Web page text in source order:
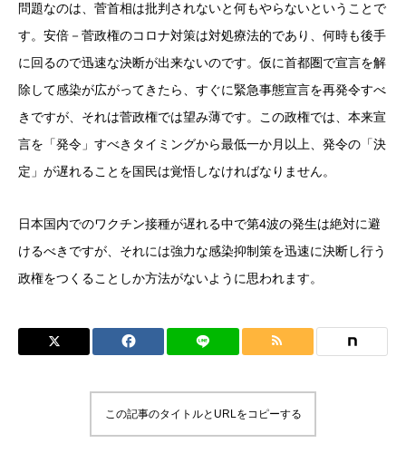
問題なのは、菅首相は批判されないと何もやらないということで
す。安倍－菅政権のコロナ対策は対処療法的であり、何時も後手
に回るので迅速な決断が出来ないのです。仮に首都圏で宣言を解
除して感染が広がってきたら、すぐに緊急事態宣言を再発令すべ
きですが、それは菅政権では望み薄です。この政権では、本来宣
言を「発令」すべきタイミングから最低一か月以上、発令の「決
定」が遅れることを国民は覚悟しなければなりません。
日本国内でのワクチン接種が遅れる中で第4波の発生は絶対に避
けるべきですが、それには強力な感染抑制策を迅速に決断し行う
政権をつくることしか方法がないように思われます。
この記事のタイトルとURLをコピーする